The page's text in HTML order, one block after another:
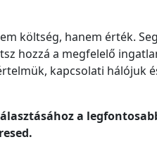
költség, hanem érték.
hozzá a megfelelő
kapcsolati hálójuk
a